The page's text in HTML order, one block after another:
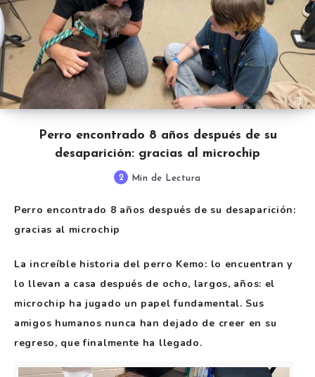
Perro encontrado 8 años después de su
desaparición: gracias al microchip
2 Min de Lectura
Perro encontrado 8 años después de su desaparición:
gracias al microchip
La increíble historia del perro Kemo: lo encuentran y
lo llevan a casa después de ocho, largos, años: el
microchip ha jugado un papel fundamental. Sus
amigos humanos nunca han dejado de creer en su
regreso, que finalmente ha llegado.